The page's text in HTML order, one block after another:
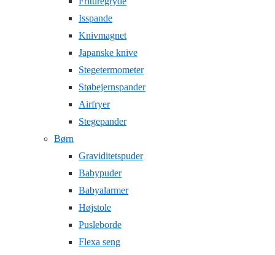
Isspande
Knivmagnet
Japanske knive
Stegetermometer
Støbejernspander
Airfryer
Stegepander
Børn
Graviditetspuder
Babypuder
Babyalarmer
Højstole
Pusleborde
Flexa seng